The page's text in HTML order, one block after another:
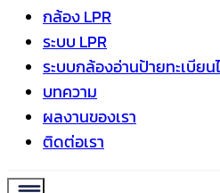
กล้อง LPR
ระบบ LPR
ระบบกล้องอ่านป้ายทะเบียน
บทความ
ผลงานของเรา
ติดต่อเรา